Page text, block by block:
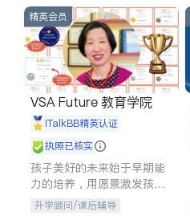
精英会员
VSA Future 教育学院
iTalkBB精英认证
执照已核实
孩子美好的未来始于早期能
力的培养，用愿景激发孩子
的学习潜力和动力。理念：
升学顾问/课后辅导